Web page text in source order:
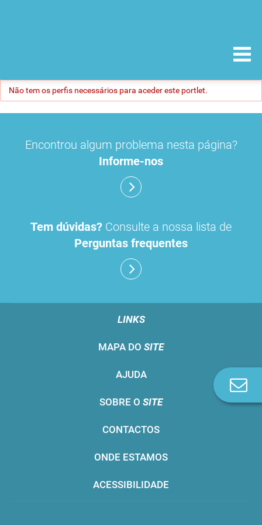
Não tem os perfis necessários para aceder este portlet.
Encontrou algum problema nesta página?
Informe-nos
Tem dúvidas? Consulte a nossa lista de
Perguntas frequentes
LINKS
MAPA DO SITE
AJUDA
SOBRE O SITE
CONTACTOS
ONDE ESTAMOS
ACESSIBILIDADE